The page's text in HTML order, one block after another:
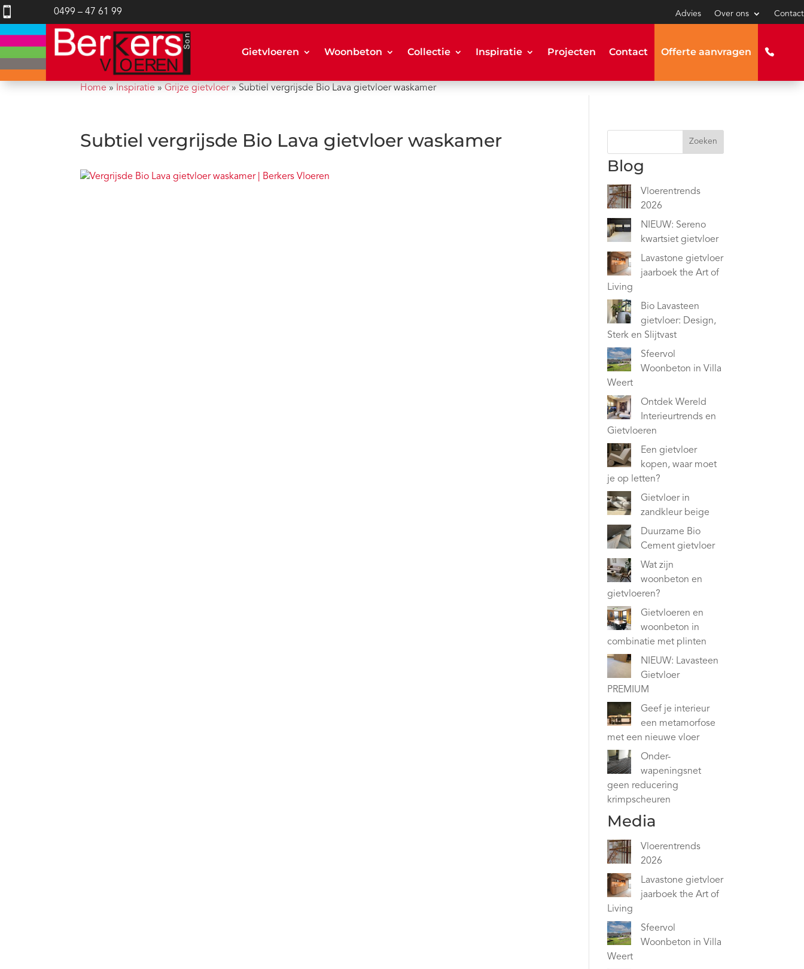
 0499 – 47 61 99 Advies Over ons Contact
Gietvloeren Woonbeton Collectie Inspiratie Projecten Contact Offerte aanvragen
Home » Inspiratie »Grijze gietvloer» Subtiel vergrijsde Bio Lava gietvloer waskamer
Subtiel vergrijsde Bio Lava gietvloer waskamer Zoeken
Blog
Vloerentrends
2026
NIEUW: Sereno
kwartsiet gietvloer
Lavastone gietvloer
jaarboek the Art of
Living
Bio Lavasteen
gietvloer: Design,
Sterk en Slijtvast
Sfeervol
Woonbeton in Villa
Weert
Ontdek Wereld
Interieurtrends en
Gietvloeren
Een gietvloer
kopen, waar moet
je op letten?
Gietvloer in
zandkleur beige
Duurzame Bio
Cement gietvloer
Wat zijn
woonbeton en
gietvloeren?
Gietvloeren en
woonbeton in
combinatie met plinten
NIEUW: Lavasteen
Gietvloer
PREMIUM
Geef je interieur
een metamorfose
met een nieuwe vloer
Onder-
wapeningsnet
geen reducering
krimpscheuren
Media
Vloerentrends
2026
Lavastone gietvloer
jaarboek the Art of
Living
Sfeervol
Woonbeton in Villa
Weert